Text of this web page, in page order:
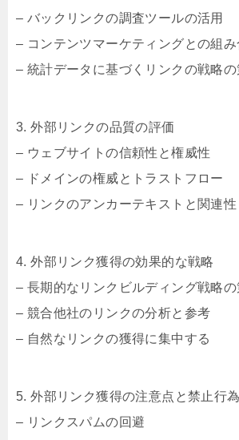
– バックリンクの調査ツールの活用
– コンテンツマーケティングとの組
– 統計データに基づくリンクの戦略の
3. 外部リンクの品質の評価
– ウェブサイトの信頼性と権威性
– ドメインの権威とトラストフロー
– リンクのアンカーテキストと関連性
4. 外部リンク獲得の効果的な戦略
– 長期的なリンクビルディング戦略の
– 競合他社のリンクの分析と参考
– 自然なリンクの獲得に集中する
5. 外部リンク獲得の注意点と禁止行為
– リンクスパムの回避